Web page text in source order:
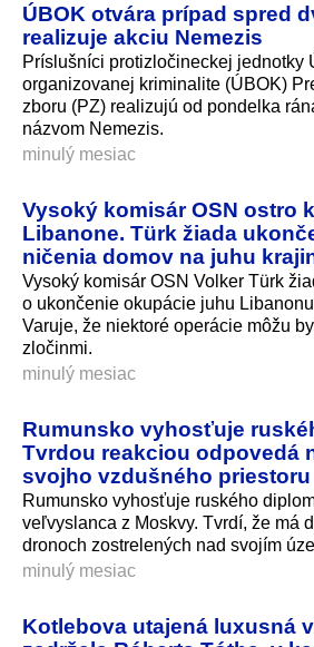
ÚBOK otvára prípad spred
realizuje akciu Nemezis
Príslušníci protizločineckej jednotky
organizovanej kriminalite (ÚBOK)
zboru (PZ) realizujú od pondelka
názvom Nemezis.
minulý mesiac
Vysoký komisár OSN ostro
Libanone. Türk žiada
ničenia domov na juhu
Vysoký komisár OSN Volker Türk
o ukončenie okupácie juhu
Varuje, že niektoré operácie môžu
zločinmi.
minulý mesiac
Rumunsko vyhosťuje
Tvrdou reakciou odpovedá
svojho vzdušného priestoru
Rumunsko vyhosťuje ruského
veľvyslanca z Moskvy. Tvrdí, že má
dronoch zostrelených nad svojím
minulý mesiac
Kotlebova utajená luxusná